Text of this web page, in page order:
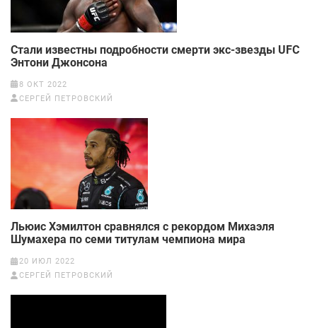
Стали известны подробности смерти экс-звезды UFC
Энтони Джонсона
8 ОКТ 2022
СЕРГЕЙ ПЕТРОВСКИЙ
Льюис Хэмилтон сравнялся с рекордом Михаэля
Шумахера по семи титулам чемпиона мира
20 ИЮЛ 2022
СЕРГЕЙ ПЕТРОВСКИЙ